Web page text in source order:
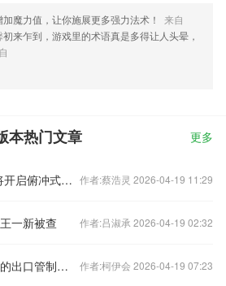
加魔力值，让你施展更多强力法术！
来自
初来乍到，游戏里的术语真是多得让人头晕，
本热门文章 更多
累计降温超20℃！多地将开启俯冲式降温 作者:蔡浩灵 2026-04-19 11:29
一新被查 作者:吕淑承 2026-04-19 02:32
中方加强对尿素和磷酸铵的出口管制？外交部回应 作者:柯伊会 2026-04-19 07:23